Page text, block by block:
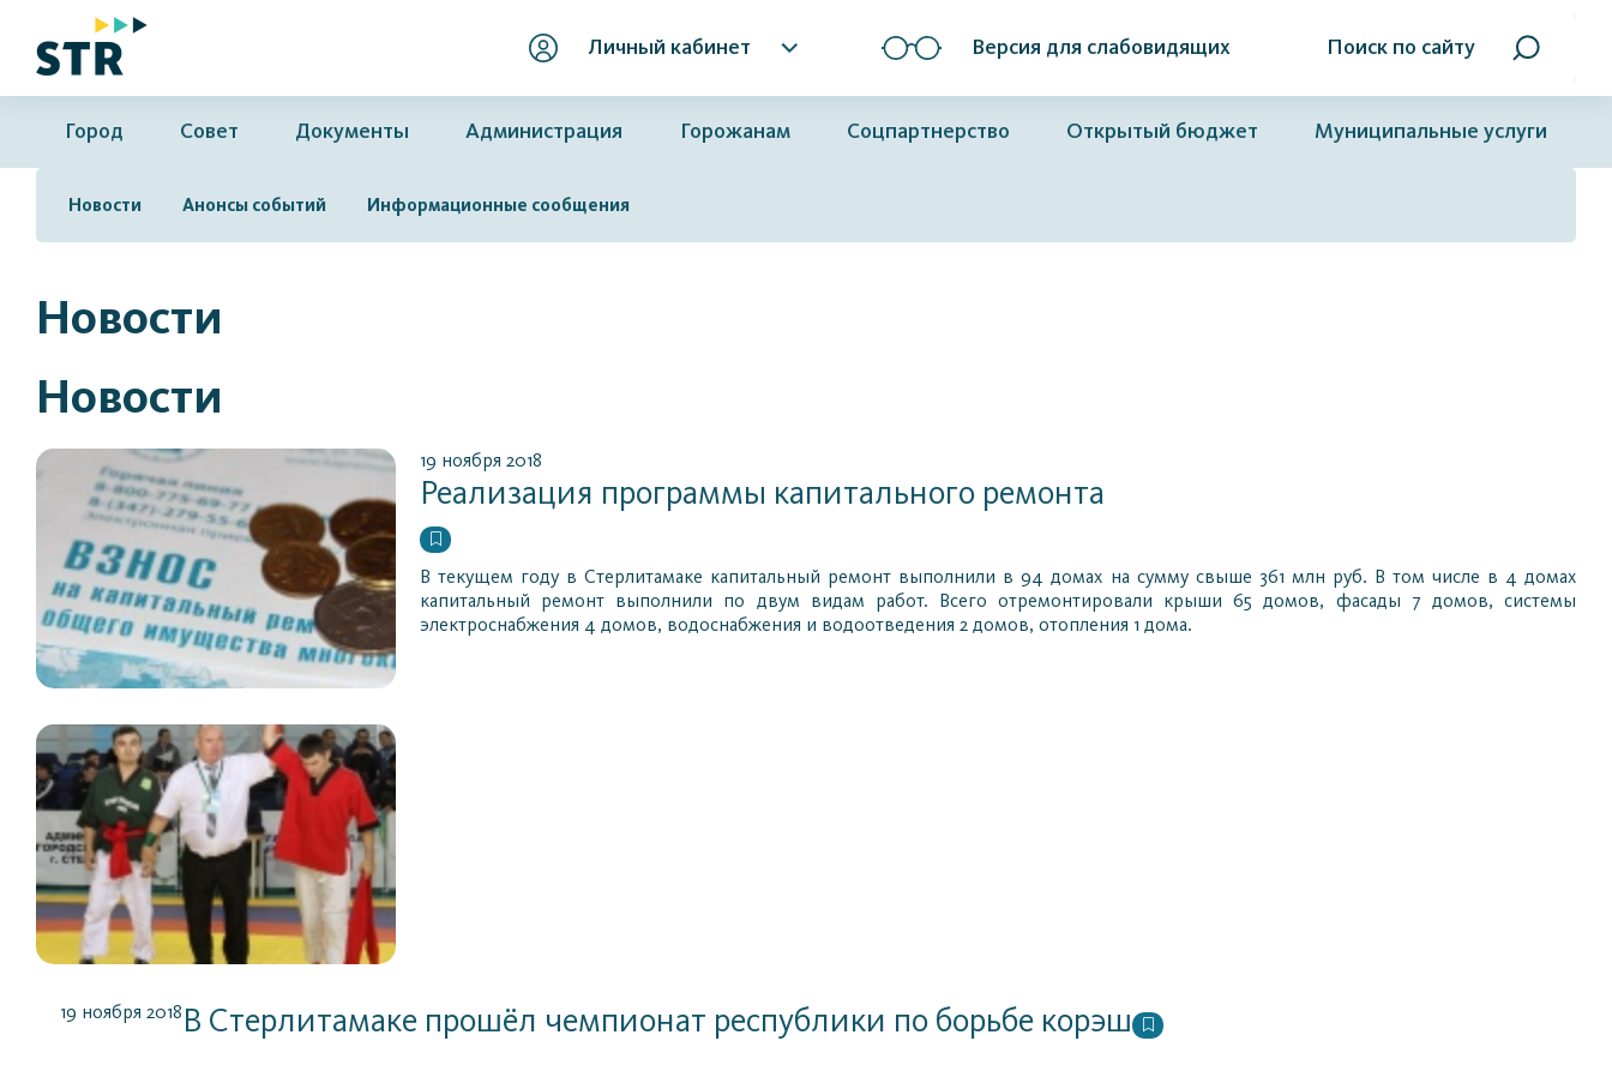
Личный кабинет Версия для слабовидящих Поиск по сайту
Город Совет Документы Администрация Горожанам Соцпартнерство Открытый бюджет Муниципальные услуги
Новости Анонсы событий Информационные сообщения
Новости
Новости
19 ноября 2018
Реализация программы капитального ремонта
В текущем году в Стерлитамаке капитальный ремонт выполнили в 94 домах на сумму свыше 361 млн руб. В том числе в 4 домах
капитальный ремонт выполнили по двум видам работ. Всего отремонтировали крыши 65 домов, фасады 7 домов, системы
электроснабжения 4 домов, водоснабжения и водоотведения 2 домов, отопления 1 дома.
19 ноября 2018 В Стерлитамаке прошёл чемпионат республики по борьбе корэш